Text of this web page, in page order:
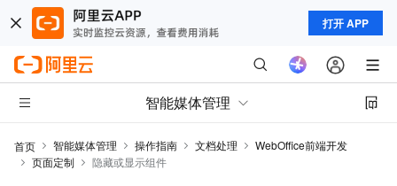
打开 APP
智能媒体管理
首页 智能媒体管理 操作指南 文档处理
WebOffice前端开发
页面定制
隐藏或显示组件